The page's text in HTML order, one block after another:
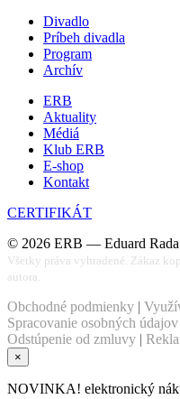
Divadlo
Príbeh divadla
Program
Archív
ERB
Aktuality
Médiá
Klub ERB
E-shop
Kontakt
CERTIFIKÁT
© 2026 ERB — Eduard Rada
Všetky práva vyhradené. Zákaz
autora.
Obchodné podmienky |
Spracovanie osobných údajov
Odstúpenie od zmluvy |
×
NOVINKA! elektronický